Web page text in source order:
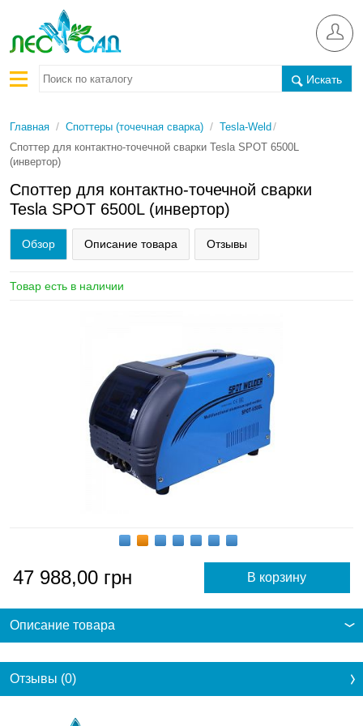
Искать
Главная / Споттеры (точечная сварка) / Tesla-Weld /
Споттер для контактно-точечной сварки Tesla SPOT 6500L
(инвертор)
Споттер для контактно-точечной сварки
Tesla SPOT 6500L (инвертор)
Обзор Описание товара Отзывы
Товар есть в наличии
47 988,00 грн
Описание товара
Отзывы (0)